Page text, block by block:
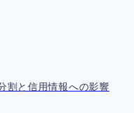
割と信用情報への影響